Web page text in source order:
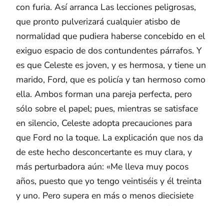
con furia. Así arranca Las lecciones peligrosas,
que pronto pulverizará cualquier atisbo de
normalidad que pudiera haberse concebido en el
exiguo espacio de dos contundentes párrafos. Y
es que Celeste es joven, y es hermosa, y tiene un
marido, Ford, que es policía y tan hermoso como
ella. Ambos forman una pareja perfecta, pero
sólo sobre el papel; pues, mientras se satisface
en silencio, Celeste adopta precauciones para
que Ford no la toque. La explicación que nos da
de este hecho desconcertante es muy clara, y
más perturbadora aún: «Me lleva muy pocos
años, puesto que yo tengo veintiséis y él treinta
y uno. Pero supera en más o menos diecisiete